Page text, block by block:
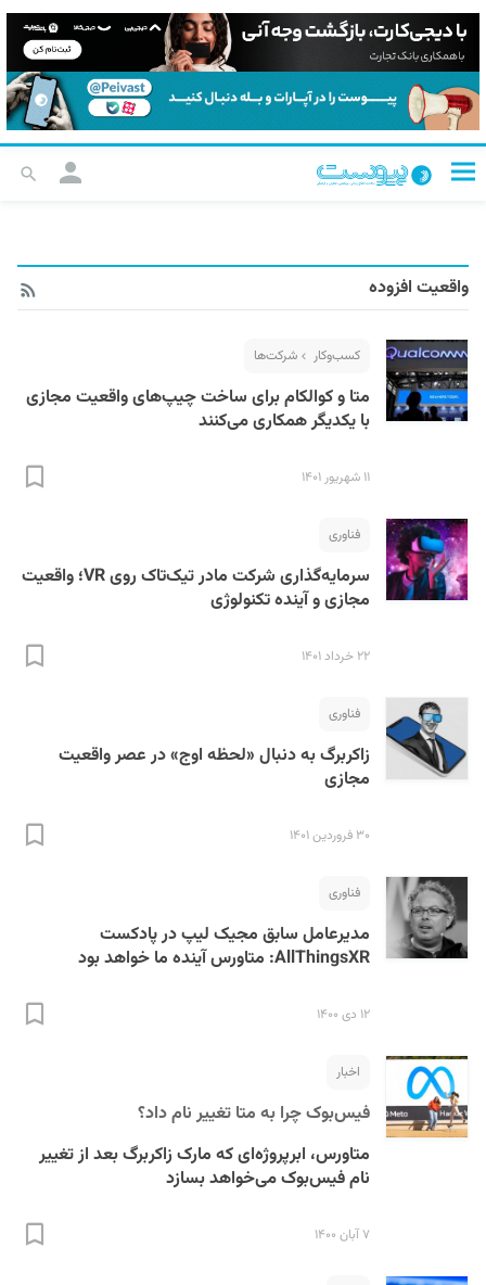
واقعیت افزوده
کسب‌و‌کار شرکت‌ها
متا و کوالکام برای ساخت چیپ‌های واقعیت مجازی
با یکدیگر همکاری می‌کنند
۱۱ شهریور ۱۴۰۱
فناوری
سرمایه‌گذاری شرکت مادر تیک‌تاک روی VR؛ واقعیت
مجازی و آینده تکنولوژی
۲۲ خرداد ۱۴۰۱
فناوری
زاکربرگ به دنبال «لحظه اوج» در عصر واقعیت
مجازی
۳۰ فروردین ۱۴۰۱
فناوری
مدیرعامل سابق مجیک لیپ در پادکست
AllThingsXR: متاورس آینده ما خواهد بود
۱۲ دی ۱۴۰۰
اخبار
فیس‌بوک چرا به متا تغییر نام داد؟
متاورس، ابرپروژه‌ای که مارک زاکربرگ بعد از تغییر
نام فیس‌بوک می‌خواهد بسازد
۷ آبان ۱۴۰۰